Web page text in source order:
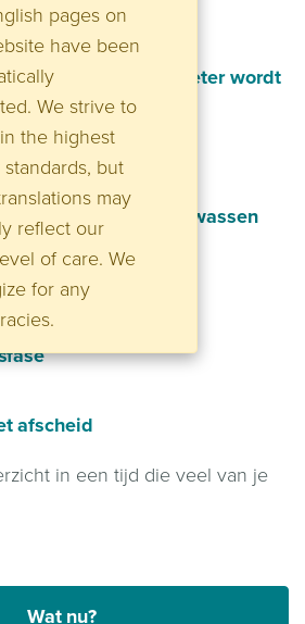
pages on
have been
We strive to
the highest
but
may
reflect our
of care. We
for any
je kind niet meer beter wordt
broers en zussen
intensieve zorg
overgang naar volwassen
afscheid
in een tijd die veel van je
Wat nu?